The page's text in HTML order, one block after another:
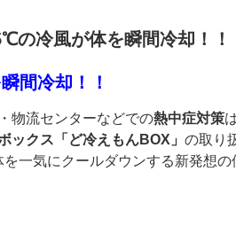
の冷風が体を瞬間冷却！！
間冷却！！
物流センターなどでの熱中症対策
ックス「ど冷えもんBOX」 の取り
一気にクールダウンする新発想の